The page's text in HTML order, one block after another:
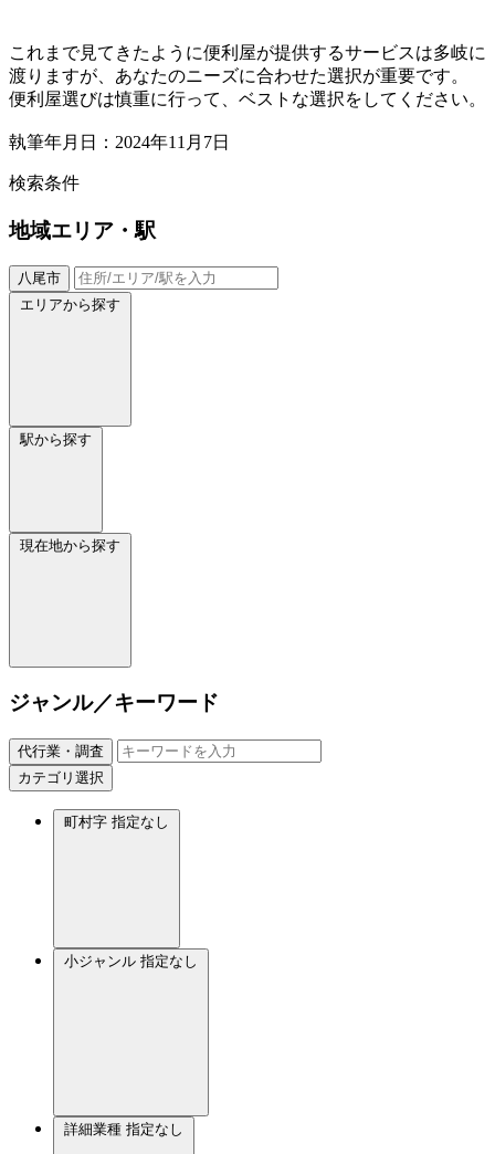
これまで見てきたように便利屋が提供するサービスは多岐に
渡りますが、あなたのニーズに合わせた選択が重要です。
便利屋選びは慎重に行って、ベストな選択をしてください。
執筆年月日：2024年11月7日
検索条件
地域エリア・駅
八尾市
エリアから探す
駅から探す
現在地から探す
ジャンル／キーワード
代行業・調査
カテゴリ選択
町村字 指定なし
小ジャンル 指定なし
詳細業種 指定なし